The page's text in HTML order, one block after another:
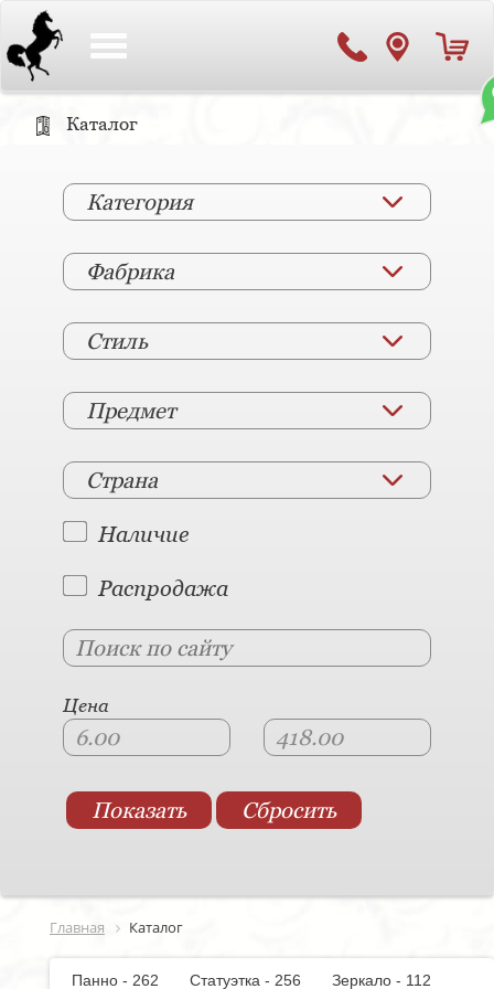
Каталог
Категория
Фабрика
Стиль
Предмет
Страна
Наличие
Распродажа
Цена
Главная Каталог
Панно - 262 Статуэтка - 256
Зеркало - 112